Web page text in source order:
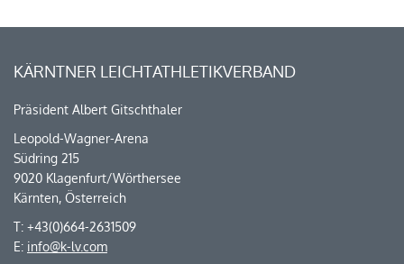
KÄRNTNER LEICHTATHLETIKVERBAND
Präsident Albert Gitschthaler
Leopold-Wagner-Arena
Südring 215
9020 Klagenfurt/Wörthersee
Kärnten, Österreich
T: +43(0)664-2631509
E: info@k-lv.com